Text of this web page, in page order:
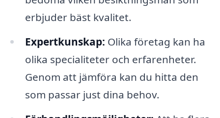
erbjuder bäst kvalitet.
Expertkunskap: Olika företag kan ha
olika specialiteter och erfarenheter.
Genom att jämföra kan du hitta den
som passar just dina behov.